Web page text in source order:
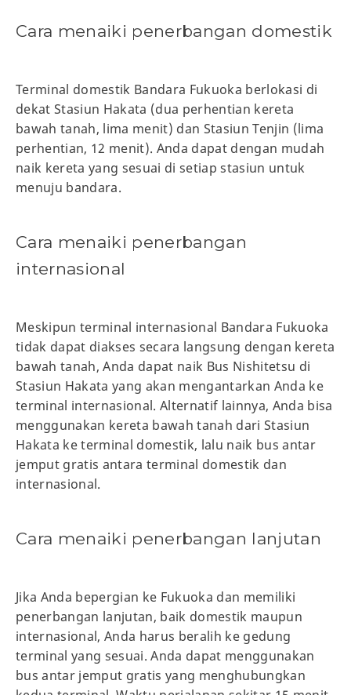
Cara menaiki penerbangan domestik
Terminal domestik Bandara Fukuoka berlokasi di
dekat Stasiun Hakata (dua perhentian kereta
bawah tanah, lima menit) dan Stasiun Tenjin (lima
perhentian, 12 menit). Anda dapat dengan mudah
naik kereta yang sesuai di setiap stasiun untuk
menuju bandara.
Cara menaiki penerbangan
internasional
Meskipun terminal internasional Bandara Fukuoka
tidak dapat diakses secara langsung dengan kereta
bawah tanah, Anda dapat naik Bus Nishitetsu di
Stasiun Hakata yang akan mengantarkan Anda ke
terminal internasional. Alternatif lainnya, Anda bisa
menggunakan kereta bawah tanah dari Stasiun
Hakata ke terminal domestik, lalu naik bus antar
jemput gratis antara terminal domestik dan
internasional.
Cara menaiki penerbangan lanjutan
Jika Anda bepergian ke Fukuoka dan memiliki
penerbangan lanjutan, baik domestik maupun
internasional, Anda harus beralih ke gedung
terminal yang sesuai. Anda dapat menggunakan
bus antar jemput gratis yang menghubungkan